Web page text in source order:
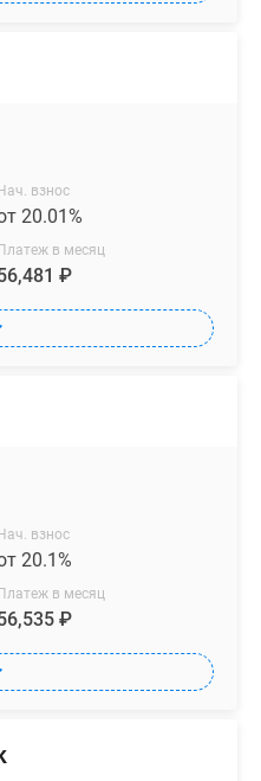
Нач. взнос
20.01%
Платеж в месяц
₽
Нач. взнос
20.1%
Платеж в месяц
₽